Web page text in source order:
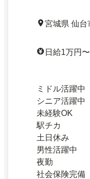
宮城県 仙台
日給1万円
ミドル活躍中
シニア活躍中
未経験OK
駅チカ
土日休み
男性活躍中
夜勤
社会保険完備